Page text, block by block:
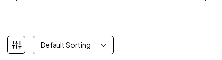
Default Sorting